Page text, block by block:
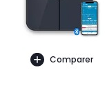
Comparer